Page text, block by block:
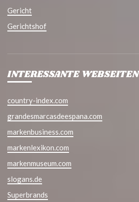
Gericht
Gerichtshof
INTERESSANTE WEBSEITEN
country-index.com
grandesmarcasdeespana.com
markenbusiness.com
markenlexikon.com
markenmuseum.com
slogans.de
Superbrands